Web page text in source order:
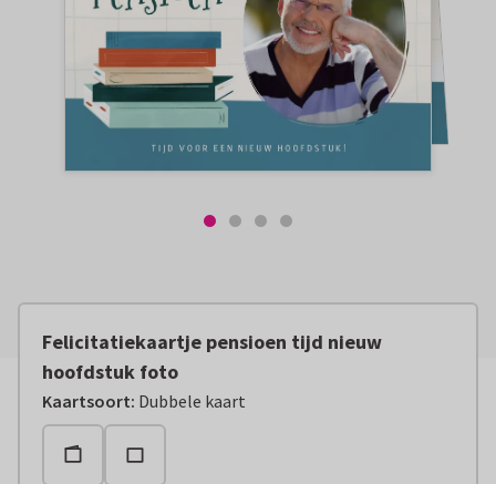
Felicitatiekaartje pensioen tijd nieuw
hoofdstuk foto
Kaartsoort: Dubbele kaart
Vanaf:€ 2,99 excl. verzendkosten